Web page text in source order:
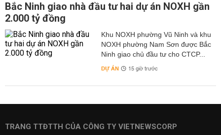
Bắc Ninh giao nhà đầu tư hai dự án NOXH gần
2.000 tỷ đồng
Khu NOXH phường Vũ Ninh và khu
NOXH phường Nam Sơn được Bắc
Ninh giao chủ đầu tư cho CTCP...
DỰ ÁN 15 giờ trước
TRANG TTĐTTH CỦA CÔNG TY VIETNEWSCORP